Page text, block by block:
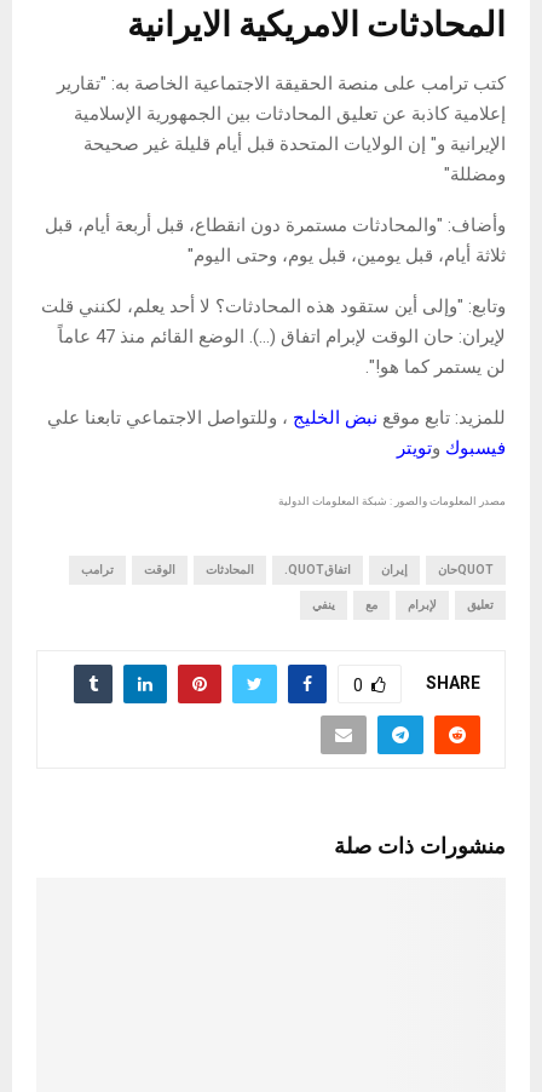
المحادثات الامريكية الايرانية
كتب ترامب على منصة الحقيقة الاجتماعية الخاصة به: "تقارير
إعلامية كاذبة عن تعليق المحادثات بين الجمهورية الإسلامية
الإيرانية و" إن الولايات المتحدة قبل أيام قليلة غير صحيحة
ومضللة"
وأضاف: "والمحادثات مستمرة دون انقطاع، قبل أربعة أيام، قبل
ثلاثة أيام، قبل يومين، قبل يوم، وحتى اليوم"
وتابع: "وإلى أين ستقود هذه المحادثات؟ لا أحد يعلم، لكنني قلت
لإيران: حان الوقت لإبرام اتفاق (…). الوضع القائم منذ 47 عاماً
لن يستمر كما هو!".
للمزيد: تابع موقع نبض الخليج ، وللتواصل الاجتماعي تابعنا علي
فيسبوك وتويتر
مصدر المعلومات والصور : شبكة المعلومات الدولية
QUOTحان إيران اتفاقQUOT. المحادثات الوقت ترامب
تعليق لإبرام مع ينفي
SHARE
0
منشورات ذات صلة